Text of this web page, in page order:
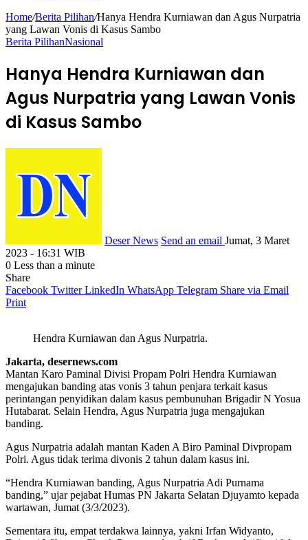
Home/Berita Pilihan/Hanya Hendra Kurniawan dan Agus Nurpatria
yang Lawan Vonis di Kasus Sambo
Berita PilihanNasional
Hanya Hendra Kurniawan dan
Agus Nurpatria yang Lawan Vonis
di Kasus Sambo
Deser News Send an email Jumat, 3 Maret
2023 - 16:31 WIB
0 Less than a minute
Share
Facebook Twitter LinkedIn WhatsApp Telegram Share via Email
Print
Hendra Kurniawan dan Agus Nurpatria.
Jakarta, desernews.com
Mantan Karo Paminal Divisi Propam Polri Hendra Kurniawan
mengajukan banding atas vonis 3 tahun penjara terkait kasus
perintangan penyidikan dalam kasus pembunuhan Brigadir N Yosua
Hutabarat. Selain Hendra, Agus Nurpatria juga mengajukan
banding.
Agus Nurpatria adalah mantan Kaden A Biro Paminal Divpropam
Polri. Agus tidak terima divonis 2 tahun dalam kasus ini.
“Hendra Kurniawan banding, Agus Nurpatria Adi Purnama
banding,” ujar pejabat Humas PN Jakarta Selatan Djuyamto kepada
wartawan, Jumat (3/3/2023).
Sementara itu, empat terdakwa lainnya, yakni Irfan Widyanto,